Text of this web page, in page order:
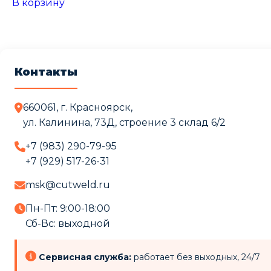
В корзину
Контакты
660061, г. Красноярск,
ул. Калинина, 73Д, строение 3 cклад 6/2
+7 (983) 290-79-95
+7 (929) 517-26-31
msk@cutweld.ru
Пн-Пт: 9:00-18:00
Сб-Вс: выходной
Сервисная служба: работает без выходных, 24/7